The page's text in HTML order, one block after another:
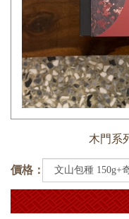
木門系
價格：